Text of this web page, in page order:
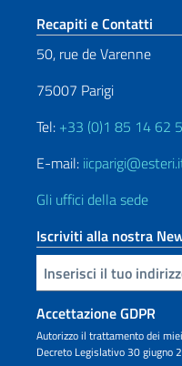
Sezione
Recapiti e Contatti
50, rue de Varenne
75007 Parigi
Tel: +33 (0)1 85 14 62
E-mail:
Gli uffici della sede
Iscriviti alla nostra
Inserisci la tua email
Accettazione GDPR
Autorizzo il trattamento dei
Decreto Legislativo 30 giugno